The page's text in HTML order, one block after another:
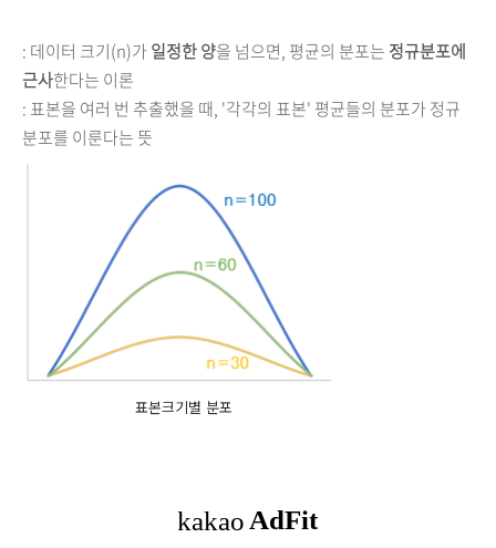
: 데이터 크기(n)가일정한 양을 넘으면, 평균의 분포는 정규분포에
근사한다는 이론
: 표본을 여러 번 추출했을 때, '각각의 표본' 평균들의 분포가 정규
분포를 이룬다는 뜻
표본크기별 분포